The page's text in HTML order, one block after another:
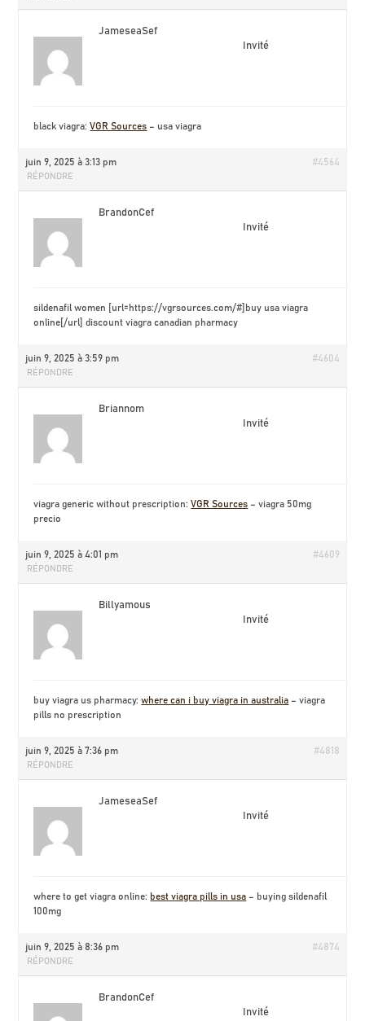
JameseaSef
Invité
black viagra:VGR Sources – usa viagra
juin 9, 2025 à 3:13 pm #4564
RÉPONDRE
BrandonCef
Invité
sildenafil women [url=https://vgrsources.com/#]buy usa viagra
online[/url] discount viagra canadian pharmacy
juin 9, 2025 à 3:59 pm #4604
RÉPONDRE
Briannom
Invité
viagra generic without prescription:VGR Sources – viagra 50mg
precio
juin 9, 2025 à 4:01 pm #4609
RÉPONDRE
Billyamous
Invité
buy viagra us pharmacy:where can i buy viagra in australia – viagra
pills no prescription
juin 9, 2025 à 7:36 pm #4818
RÉPONDRE
JameseaSef
Invité
where to get viagra online: best viagra pills in usa – buying sildenafil
100mg
juin 9, 2025 à 8:36 pm #4874
RÉPONDRE
BrandonCef
Invité